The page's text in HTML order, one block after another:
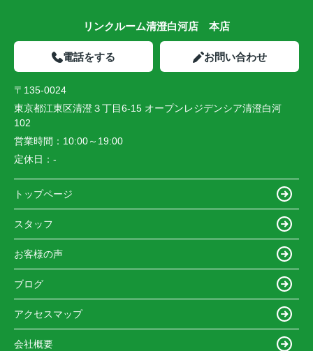
リンクルーム清澄白河店 本店
電話をする お問い合わせ
〒135-0024
東京都江東区清澄３丁目6-15 オープンレジデンシア清澄白河
102
営業時間： 10:00～19:00
定休日： -
トップページ
スタッフ
お客様の声
ブログ
アクセスマップ
会社概要